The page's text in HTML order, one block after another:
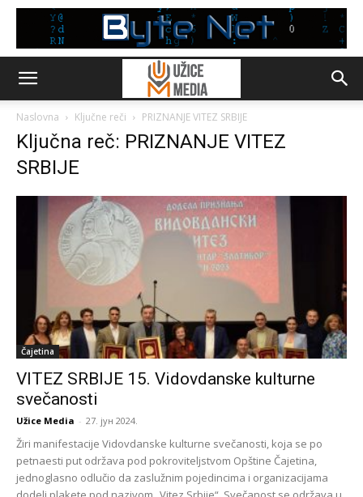
Naslovna Ključne reči PRIZNANJE VITEZ SRBIJE
Ključna reč: PRIZNANJE VITEZ
SRBIJE
Čajetina
VITEZ SRBIJE 15. Vidovdanske kulturne
svečanosti
Užice Media - 27. јун 2024.
Žiri manifestacije Vidovdanske kulturne svečanosti, koja se po
petnaesti put održava pod pokroviteljstvom Opštine Čajetina,
jednoglasno odlučio da zaslužnim pojedincima i organizacijama